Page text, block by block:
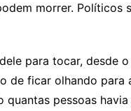
morrer.
para tocar, desde
de ficar olhando
pessoas havia